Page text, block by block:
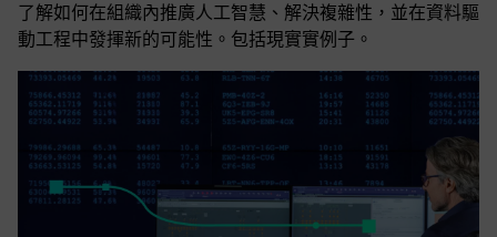
了解如何在組織內推廣人工智慧、解決複雜性，並在資料驅
動工程中發揮新的可能性。包括現實實例子。